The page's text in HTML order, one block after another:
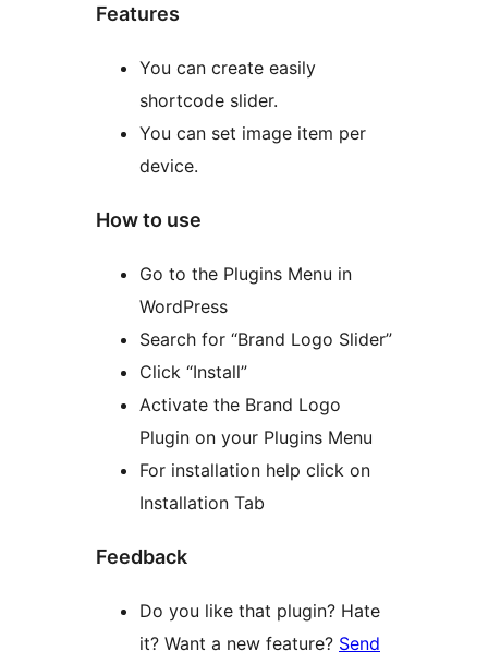
Features
You can create easily
shortcode slider.
You can set image item per
device.
How to use
Go to the Plugins Menu in
WordPress
Search for “Brand Logo Slider”
Click “Install”
Activate the Brand Logo
Plugin on your Plugins Menu
For installation help click on
Installation Tab
Feedback
Do you like that plugin? Hate
it? Want a new feature? Send